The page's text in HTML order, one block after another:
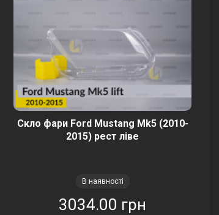
Скло фари Ford Mustang Mk5 (2010-
2015) рест ліве
В наявності
3034.00 грн